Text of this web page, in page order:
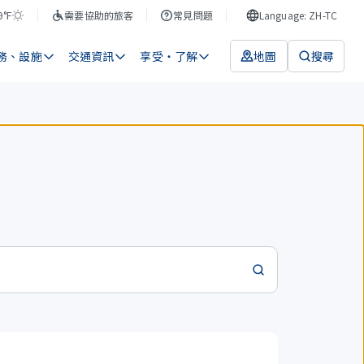
需要協助的旅客 常見問題 Language: ZH-TC
、設施 交通資訊 享受・了解 地圖 搜尋